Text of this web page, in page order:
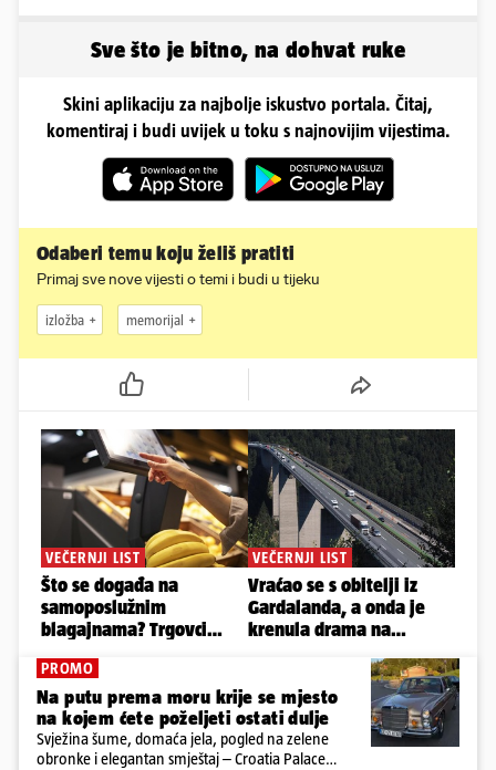
Sve što je bitno, na dohvat ruke
Skini aplikaciju za najbolje iskustvo portala. Čitaj,
komentiraj i budi uvijek u toku s najnovijim vijestima.
Odaberi temu koju želiš pratiti
Primaj sve nove vijesti o temi i budi u tijeku
izložba memorijal
PROMO
Na putu prema moru krije se mjesto
na kojem ćete poželjeti ostati dulje
Svježina šume, domaća jela, pogled na zelene
obronke i elegantan smještaj – Croatia Palace